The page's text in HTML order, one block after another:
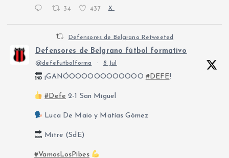
34 437 X
Defensores de Belgrano Retweeted
Defensores de Belgrano fútbol formativo
@defefutbolforma · 8 Jul
¡GANÓOOOOOOOOOOOO #DEFE!
#Defe 2-1 San Miguel
Luca De Maio y Matías Gómez
Mitre (SdE)
#VamosLosPibes